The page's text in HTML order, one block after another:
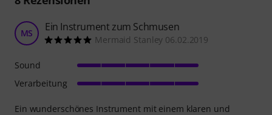
MS Ein Instrument zum Schmusen
Mermaid Stanley 06.02.2019
Ein wunderschönes Instrument mit einem klaren und
Sound
Verarbeitung